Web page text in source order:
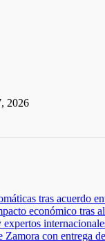
2026
tras acuerdo
económico tras
con entrega